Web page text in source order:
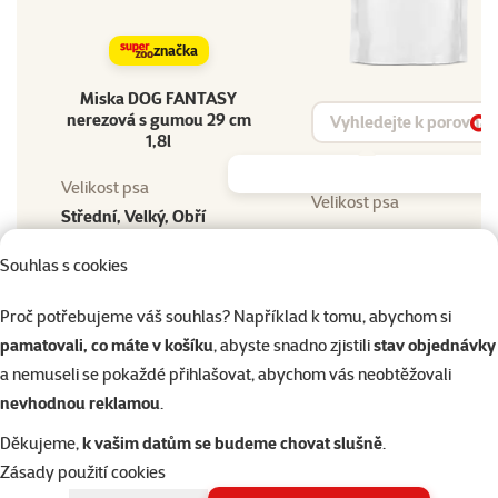
Souhlas s cookies
Proč potřebujeme váš souhlas? Například k tomu, abychom si
pamatovali, co máte v košíku, abyste snadno zjistilistav objednávky
a nemuseli se pokaždé přihlašovat, abychom vás neobtěžovali
nevhodnou reklamou.
Děkujeme,k vašim datům se budeme chovat slušně.
Zásady použití cookies
značka
Miska DOG FANTASY
nerezová s gumou 29 cm
1,8l
Vyhledat produkt
Velikost psa
Střední, Velký, Obří
Velikost psa
1,8 l
Nerez
Materiál
Barva
Stříbrná
Barva
Miska
Typ produktu